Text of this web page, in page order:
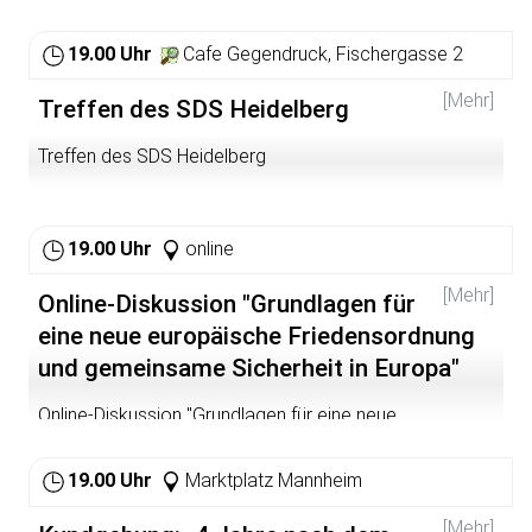
department has organised a programme in English - just
to know each other, do some networking and, most
importantly, to have fun!
Come by!
19.00 Uhr Cafe Gegendruck, Fischergasse 2
[Mehr]
Treffen des SDS Heidelberg
Treffen des SDS Heidelberg
19.00 Uhr online
[Mehr]
Online-Diskussion "Grundlagen für
eine neue europäische Friedensordnung
und gemeinsame Sicherheit in Europa"
Online-Diskussion "Grundlagen für eine neue
Uhr, via online tool zoom (https://zoom.us/j/526339150
19.00 Uhr Marktplatz Mannheim
[Mehr]